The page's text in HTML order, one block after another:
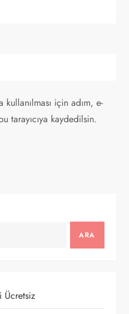
için adım, e-
tarayıcıya kaydedilsin.
ARA
Ücretsiz